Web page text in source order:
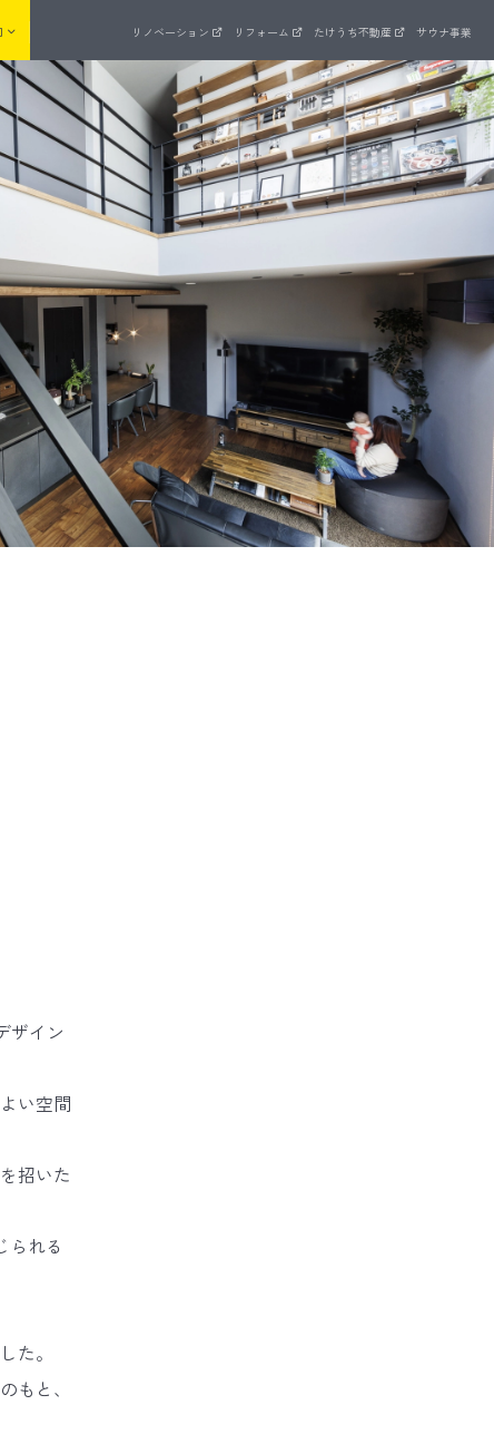
住宅ラインナップ
品質管理
長期優良住宅を全棟標準でクリア
ZEH支援事業への取り組み
UA値計算 × C値測定
建物・設備保証
来場予約
いゼミ
リノベーション リフォーム たけうち不動産 サウナ事業
ザイン
い空間
招いた
られる
た。
もと、